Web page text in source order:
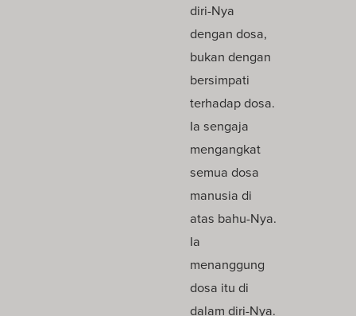
diri-Nya
dengan dosa,
bukan dengan
bersimpati
terhadap dosa.
Ia sengaja
mengangkat
semua dosa
manusia di
atas bahu-Nya.
Ia
menanggung
dosa itu di
dalam diri-Nya.